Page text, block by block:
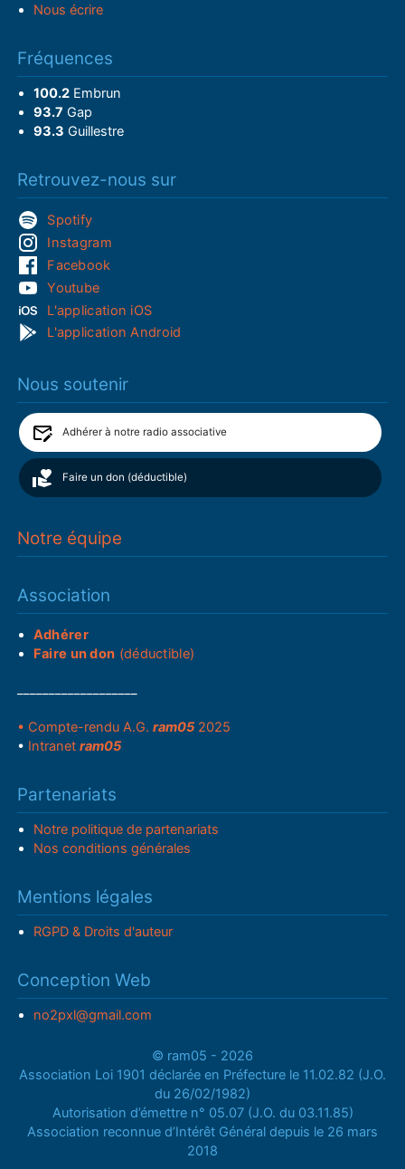
Nous écrire
Fréquences
100.2Embrun
93.7 Gap
93.3 Guillestre
Retrouvez-nous sur
Spotify
Instagram
Facebook
Youtube
L'application iOS
L'application Android
Nous soutenir
Adhérer à notre radio associative
Faire un don (déductible)
Notre équipe
Association
Adhérer
Faire un don (déductible)
• Compte-rendu A.G.ram05 2025
• Intranetram05
Partenariats
Notre politique de partenariats
Nos conditions générales
Mentions légales
RGPD & Droits d'auteur
Conception Web
no2pxl@gmail.com
© ram05 - 2026
Association Loi 1901 déclarée en Préfecture le 11.02.82 (J.O.
du 26/02/1982)
Autorisation d’émettre n° 05.07 (J.O. du 03.11.85)
Association reconnue d’Intérêt Général depuis le 26 mars
2018